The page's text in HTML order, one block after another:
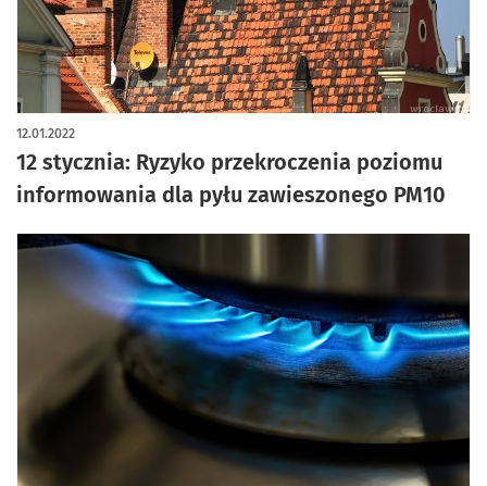
12 stycznia: Ryzyko przekroczenia poziomu
informowania dla pyłu zawieszonego PM10
12.01.2022